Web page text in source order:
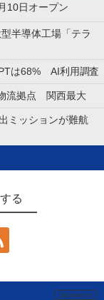
10日オープン
半導体工場「テラ
は68% AI利用調査
流拠点 関西最大
ミッションが難航
る